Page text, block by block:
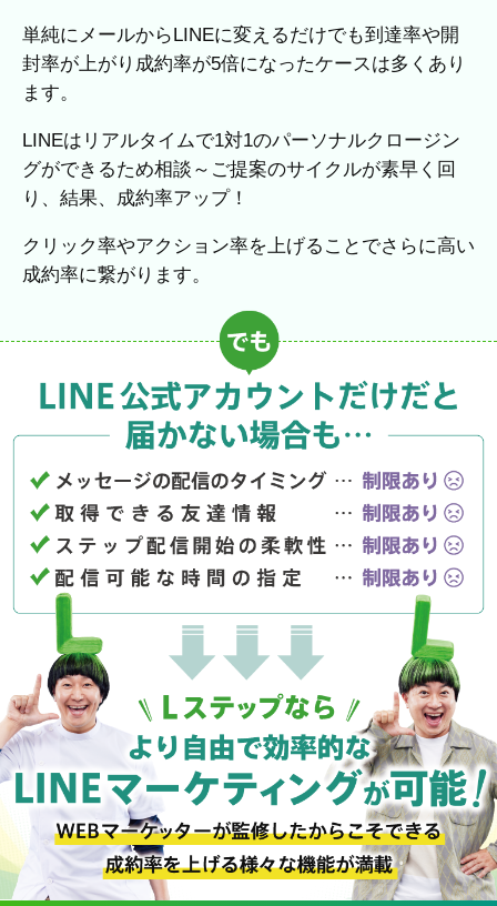
単純にメールからLINEに変えるだけでも到達率や開
封率が上がり成約率が5倍になったケースは多くあり
ます。
LINEはリアルタイムで1対1のパーソナルクロージン
グができるため相談～ご提案のサイクルが素早く回
り、結果、成約率アップ！
クリック率やアクション率を上げることでさらに高い
成約率に繋がります。